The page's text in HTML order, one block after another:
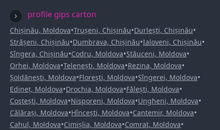
profile gips carton
Chișinău, Moldova•Trușeni, Chișinău•Durlești, Chișinău•
Strășeni, Chișinău•Dumbrava, Chișinău•Ialoveni, Chișinău•
Sîngera, Chișinău•Codru, Moldova•Stăuceni, Moldova•
Orhei, Moldova•Telenești, Moldova•Rezina, Moldova•
Șoldănești, Moldova•Florești, Moldova•Sîngerei, Moldova•
Edineț, Moldova•Drochia, Moldova•Fălești, Moldova•
Costești, Moldova•Nisporeni, Moldova•Ungheni, Moldova•
Călărași, Moldova•Hîncești, Moldova•Cantemir, Moldova•
Cahul, Moldova•Cimișlia, Moldova•Comrat, Moldova•